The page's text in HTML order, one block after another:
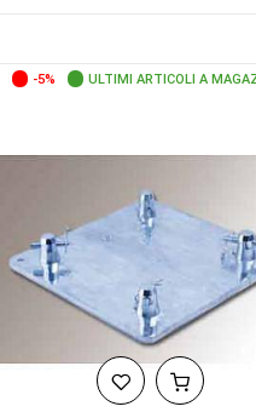
-5% ULTIMI ARTICOLI A